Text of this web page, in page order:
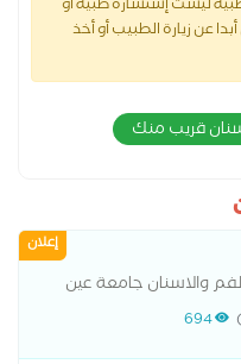
ليست إستشارة طبية أو
عن زيارة الطبيب أو أخذ
قريب منك
إعلان
والاسنان جامعة عين
694